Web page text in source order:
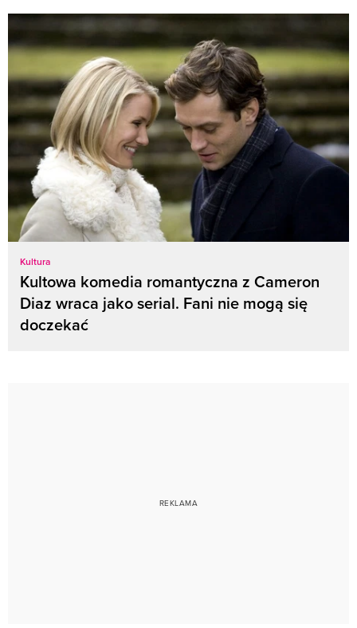
Kultura
Kultowa komedia romantyczna z Cameron
Diaz wraca jako serial. Fani nie mogą się
doczekać